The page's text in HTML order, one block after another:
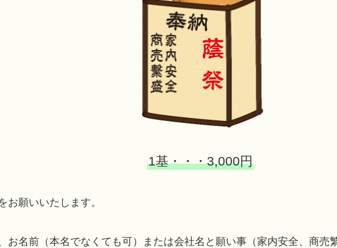
1基・・・3,000円
お願いいたします。
お名前（本名でなくても可）または会社名と願い事（家内安全、商売